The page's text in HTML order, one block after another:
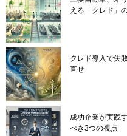
える「クレド」
クレド導入で失
直せ
成功企業が実践
べき3つの視点